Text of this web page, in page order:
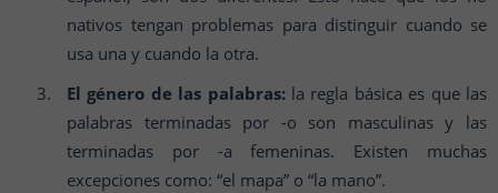
nativos tengan problemas para distinguir cuando se
usa una y cuando la otra.
El género de las palabras:la regla básica es que las
palabras terminadas por -o son masculinas y las
terminadas por -a femeninas. Existen muchas
excepciones como: “el mapa” o “la mano”.